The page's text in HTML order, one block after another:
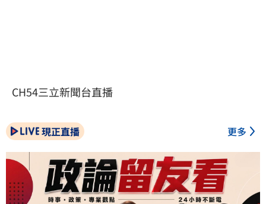
CH54三立新聞台直播
現正直播 更多